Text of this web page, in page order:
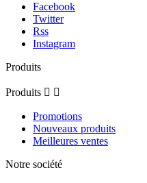
Facebook
Twitter
Rss
Instagram
Produits
Produits  
Promotions
Nouveaux produits
Meilleures ventes
Notre société